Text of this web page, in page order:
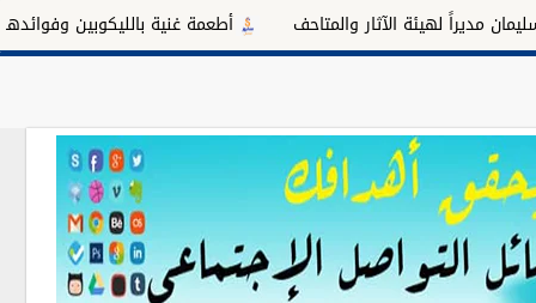
لهيئة الآثار والمتاحف أطعمة غنية بالليكوبين وفوائدها للبروستاتا